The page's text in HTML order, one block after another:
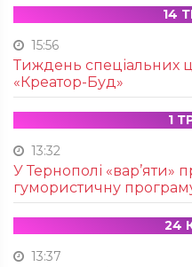
14
15:56
Тиждень спеціальних
«Креатор-Буд»
1
13:32
У Тернополі «вар’яти»
гумористичну
24
13:37